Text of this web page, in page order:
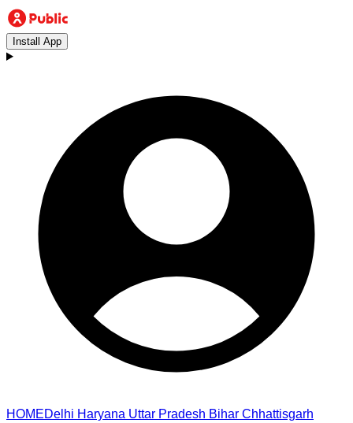
Install App
HOMEDelhi Haryana Uttar Pradesh Bihar Chhattisgarh